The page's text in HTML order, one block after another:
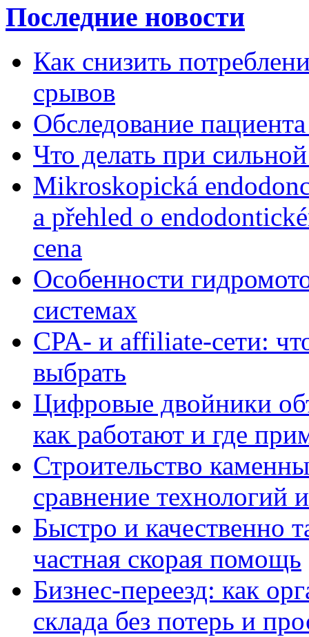
Последние новости
Как снизить
срывов
Обследование
Что делать при
Mikroskopická
a přehled o
cena
Особенности
системах
CPA- и affiliate-сети:
выбрать
Цифровые двойники
как работают и где
Строительство
сравнение технологий
Быстро и качественно
частная скорая помощь
Бизнес-переезд: как
склада без потерь и